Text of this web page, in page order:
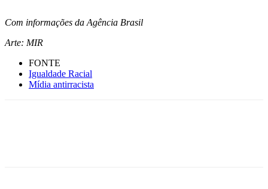
Com informações da Agência Brasil
Arte: MIR
FONTE
Igualdade Racial
Mídia antirracista